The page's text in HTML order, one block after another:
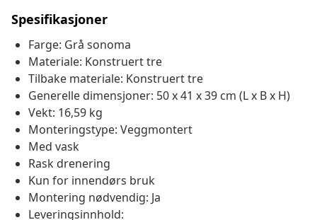
Spesifikasjoner
Farge: Grå sonoma
Materiale: Konstruert tre
Tilbake materiale: Konstruert tre
Generelle dimensjoner: 50 x 41 x 39 cm (L x B x H)
Vekt: 16,59 kg
Monteringstype: Veggmontert
Med vask
Rask drenering
Kun for innendørs bruk
Montering nødvendig: Ja
Leveringsinnhold: